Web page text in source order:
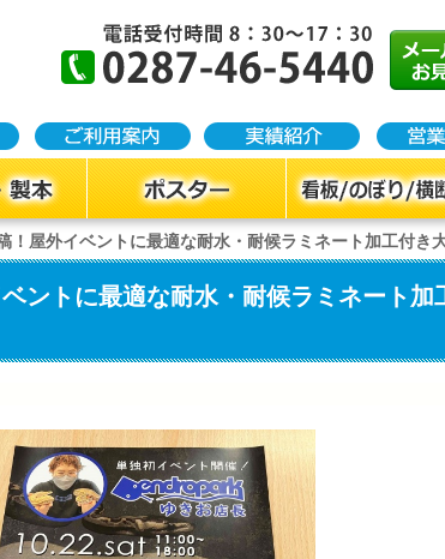
！屋外イベントに最適な耐水・耐候ラミネート加工付き
ントに最適な耐水・耐候ラミネート加